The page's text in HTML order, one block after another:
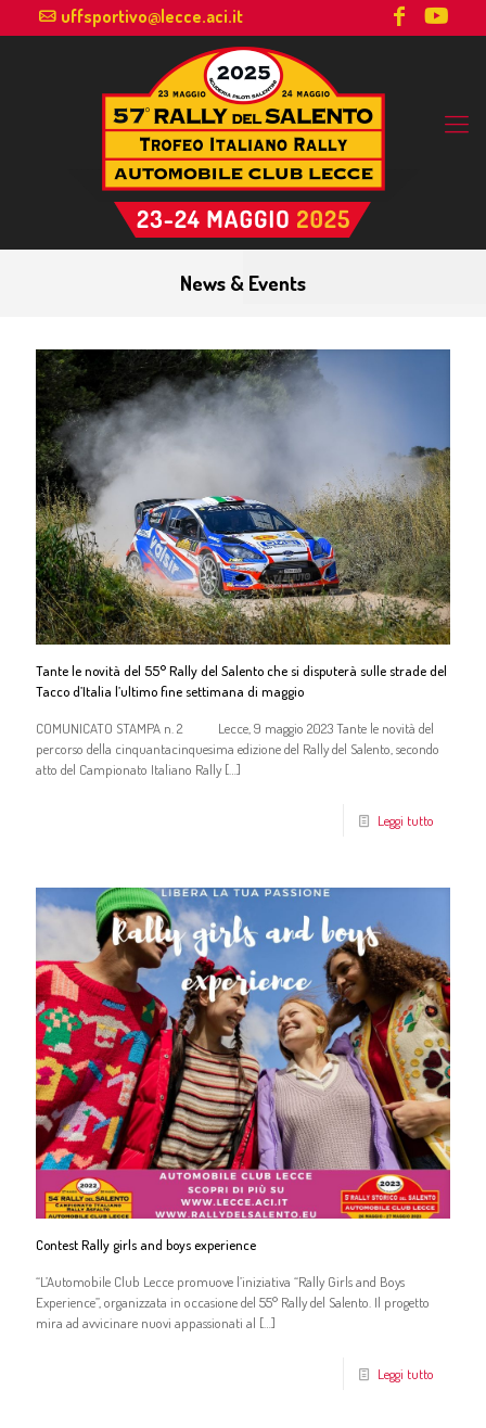
uffsportivo@lecce.aci.it
News & Events
Tante le novità del 55° Rally del Salento che si disputerà sulle strade del
Tacco d’Italia l’ultimo fine settimana di maggio
COMUNICATO STAMPA n. 2 Lecce, 9 maggio 2023 Tante le novità del
percorso della cinquantacinquesima edizione del Rally del Salento, secondo
atto del Campionato Italiano Rally[…]
Leggi tutto
Contest Rally girls and boys experience
“L’Automobile Club Lecce promuove l’iniziativa “Rally Girls and Boys
Experience”, organizzata in occasione del 55° Rally del Salento. Il progetto
mira ad avvicinare nuovi appassionati al […]
Leggi tutto